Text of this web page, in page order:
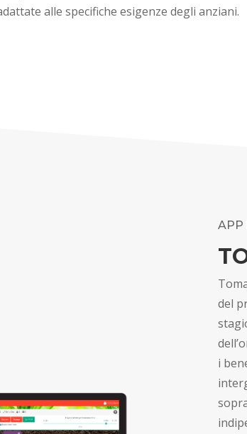
alle specifiche esigenze degli anziani.
APP
del
i